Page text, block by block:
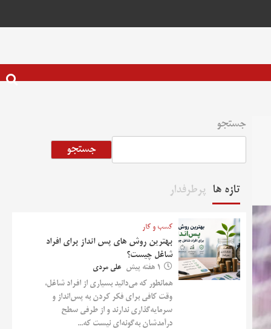
جستجو
جستجو
تازه ها پرطرفدار
کسب و کار
بهترین روش‌ های پس‌ انداز برای افراد
شاغل چیست؟
1 هفته پیش علی مردی
همانطور که می‌دانید بسیاری از افراد شاغل،
وقت کافی برای فکر کردن به پس‌انداز و
سرمایه‌گذاری ندارند و از طرفی سطح
درآمدشان به‌گونه‌ای نیست که...